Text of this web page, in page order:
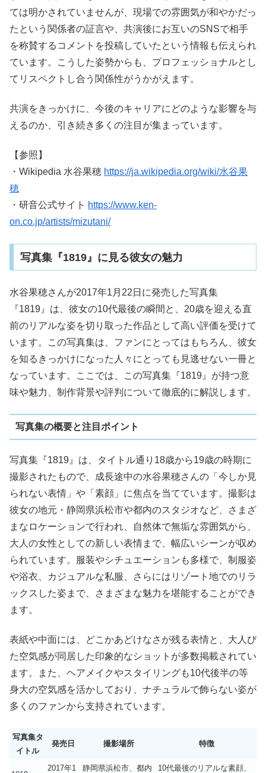
ては明かされていませんが、現場での雰囲気が和やかだっ
たという関係者の証言や、共演後にお互いのSNSで相手
を称賛するコメントを投稿していたという情報も伝えられ
ています。こうした姿勢からも、プロフェッショナルとし
てリスペクトし合う関係性がうかがえます。
共演をきっかけに、今後のキャリアにどのような影響を与
えるのか、引き続き多くの注目が集まっています。
【参照】
・Wikipedia 水谷果穂 https://ja.wikipedia.org/wiki/水谷果
穂
・研音公式サイト https://www.ken-
on.co.jp/artists/mizutani/
写真集『1819』に見る彼女の魅力
水谷果穂さんが2017年1月22日に発売した写真集
『1819』は、彼女の10代最後の瞬間と、20歳を迎える直
前のリアルな姿を切り取った作品として高い評価を受けて
います。この写真集は、ファンにとってはもちろん、彼女
を知るきっかけになった人々にとっても見逃せない一冊と
なっています。ここでは、この写真集『1819』が持つ意
味や魅力、制作背景や評判について徹底的に解説します。
写真集の概要と注目ポイント
写真集『1819』は、タイトル通り18歳から19歳の時期に
撮影されたもので、成長途中の水谷果穂さんの「今しか見
られない表情」や「素顔」に焦点を当てています。撮影は
彼女の地元・静岡県浜松市や都内のスタジオなど、さまざ
まなロケーションで行われ、自然体で無垢な雰囲気から、
大人の女性としての新しい表情まで、幅広いシーンが収め
られています。服装やシチュエーションも多様で、制服姿
や浴衣、カジュアルな私服、さらにはリゾート地でのリラ
ックスした姿まで、さまざまな魅力を堪能することができ
ます。
表紙や中面には、どこかあどけなさが残る表情と、大人び
た空気感が同居した印象的なショットが多数掲載されてい
ます。また、ヘアメイクやスタイリングも10代後半の等
身大の空気感を活かしており、ナチュラルで飾らない姿が
多くのファンから支持されています。
写真集タ
イトル
発売日 撮影場所 特徴
2017年1 静岡県浜松市、都内 10代最後のリアルな素顔、